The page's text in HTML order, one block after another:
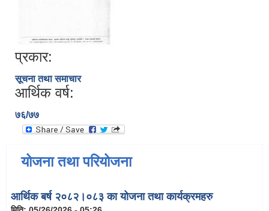
प्रकार:
सूचना तथा समाचार
आर्थिक वर्ष:
७६/७७
योजना तथा परियोजना
आर्थिक बर्ष २०८२।०८३ का योजना तथा कार्यक्रमहरु